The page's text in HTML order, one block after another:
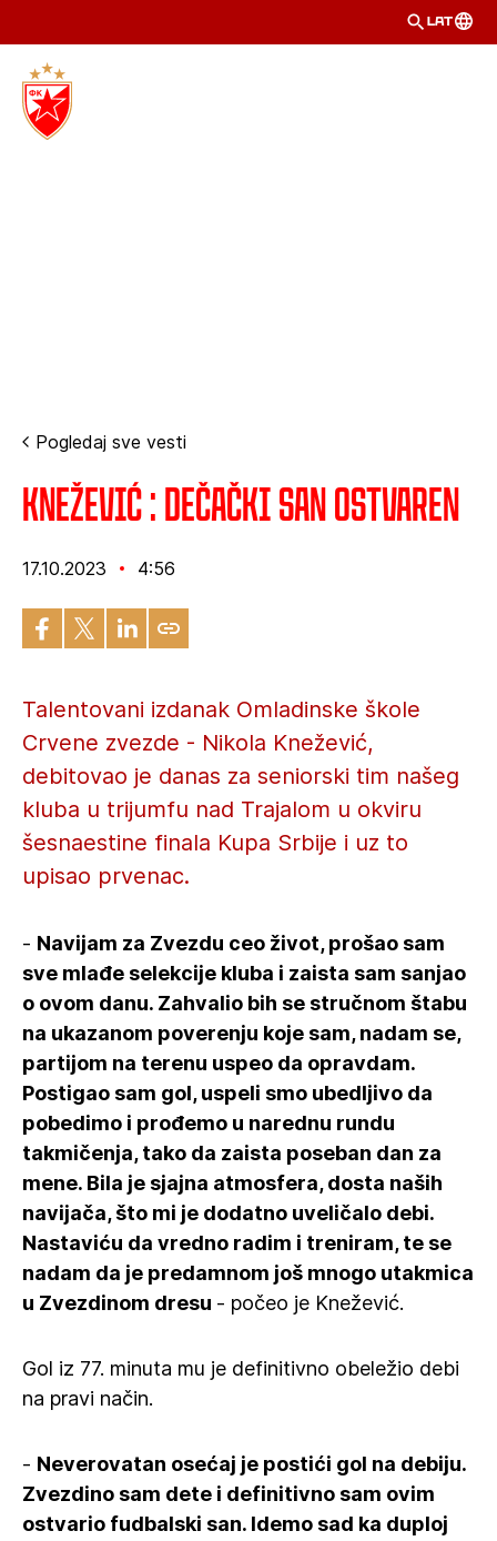
LAT
Pogledaj sve vesti
Knežević : Dečački san ostvaren
17.10.2023 4:56
Talentovani izdanak Omladinske škole
Crvene zvezde - Nikola Knežević,
debitovao je danas za seniorski tim našeg
kluba u trijumfu nad Trajalom u okviru
šesnaestine finala Kupa Srbije i uz to
upisao prvenac.
- Navijam za Zvezdu ceo život, prošao sam
sve mlađe selekcije kluba i zaista sam sanjao
o ovom danu. Zahvalio bih se stručnom štabu
na ukazanom poverenju koje sam, nadam se,
partijom na terenu uspeo da opravdam.
Postigao sam gol, uspeli smo ubedljivo da
pobedimo i prođemo u narednu rundu
takmičenja, tako da zaista poseban dan za
mene. Bila je sjajna atmosfera, dosta naših
navijača, što mi je dodatno uveličalo debi.
Nastaviću da vredno radim i treniram, te se
nadam da je predamnom još mnogo utakmica
u Zvezdinom dresu - počeo je Knežević.
Gol iz 77. minuta mu je definitivno obeležio debi
na pravi način.
- Neverovatan osećaj je postići gol na debiju.
Zvezdino sam dete i definitivno sam ovim
ostvario fudbalski san. Idemo sad ka duploj